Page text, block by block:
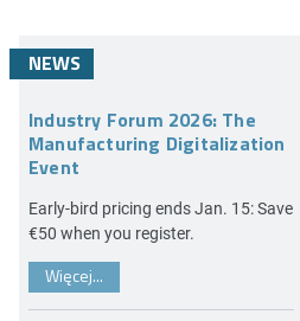
NEWS
Industry Forum 2026: The
Manufacturing Digitalization
Event
Early-bird pricing ends Jan. 15: Save
€50 when you register.
Więcej...